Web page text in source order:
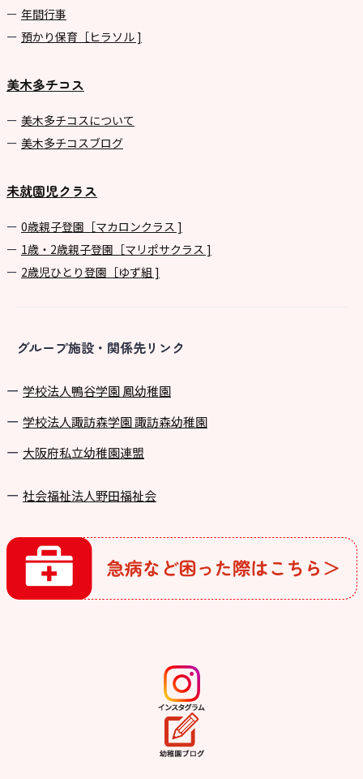
年間⾏事
預かり保育［ヒラソル ]
美木多チコス
美⽊多チコスについて
美⽊多チコスブログ
未就園児クラス
0歳親子登園［マカロンクラス ]
1歳・2歳親子登園［マリポサクラス ]
2歳児ひとり登園［ゆず組 ]
グループ施設・関係先リンク
学校法⼈鴨⾕学園 鳳幼稚園
学校法⼈諏訪森学園 諏訪森幼稚園
⼤阪府私⽴幼稚園連盟
社会福祉法人野田福祉会